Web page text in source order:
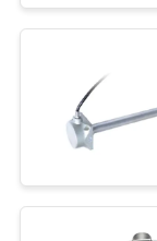
POLICY